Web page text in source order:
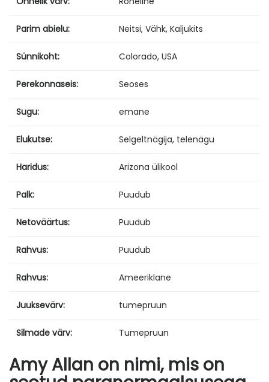
Parim abielu: Neitsi, Vähk, Kaljukits
Sünnikoht: Colorado, USA
Perekonnaseis: Seoses
Sugu: emane
Elukutse: Selgeltnägija, telenägu
Haridus: Arizona ülikool
Palk: Puudub
Netoväärtus: Puudub
Rahvus: Puudub
Rahvus: Ameeriklane
Juuksevärv: tumepruun
Silmade värv: Tumepruun
Amy Allan on nimi, mis on